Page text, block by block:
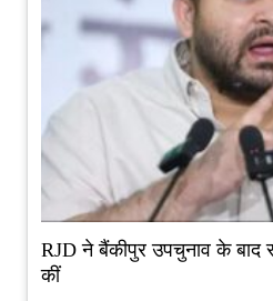
RJD ने बैंकीपुर उपचुनाव के बाद
कीं